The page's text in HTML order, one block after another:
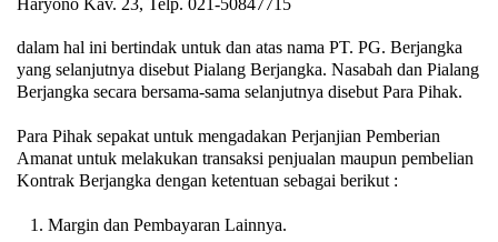
Haryono Kav. 23, Telp. 021-50847715
dalam hal ini bertindak untuk dan atas nama PT. PG. Berjangka
yang selanjutnya disebut Pialang Berjangka. Nasabah dan Pialang
Berjangka secara bersama-sama selanjutnya disebut Para Pihak.
Para Pihak sepakat untuk mengadakan Perjanjian Pemberian
Amanat untuk melakukan transaksi penjualan maupun pembelian
Kontrak Berjangka dengan ketentuan sebagai berikut :
Margin dan Pembayaran Lainnya.